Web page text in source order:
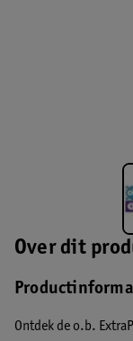
Over dit
Ontdek de o.b.